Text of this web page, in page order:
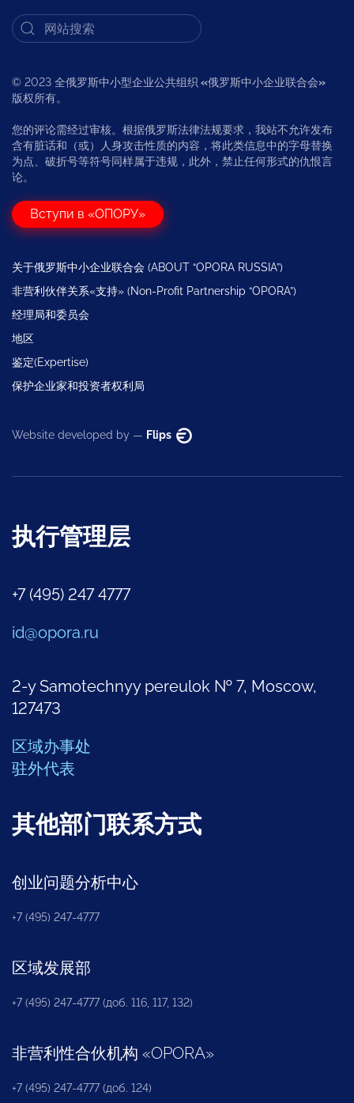
© 2023 全俄罗斯中小型企业公共组织 «俄罗斯中小企业联合会»
版权所有。
您的评论需经过审核。根据俄罗斯法律法规要求，我站不允许发布
含有脏话和（或）人身攻击性质的内容，将此类信息中的字母替换
为点、破折号等符号同样属于违规，此外，禁止任何形式的仇恨言
论。
Вступи в «ОПОРУ»
关于俄罗斯中小企业联合会 (ABOUT “OPORA RUSSIA”)
非营利伙伴关系«支持» (Non-Profit Partnership “OPORA”)
经理局和委员会
地区
鉴定(Expertise)
保护企业家和投资者权利局
Website developed by — Flips
执行管理层
+7 (495) 247 4777
id@opora.ru
2-y Samotechnyy pereulok № 7, Moscow,
127473
区域办事处
驻外代表
其他部门联系方式
创业问题分析中心
+7 (495) 247-4777
区域发展部
+7 (495) 247-4777 (доб. 116, 117, 132)
非营利性合伙机构 «OPORA»
+7 (495) 247-4777 (доб. 124)